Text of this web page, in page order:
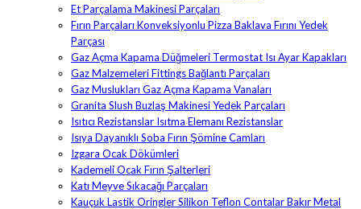
Et Parçalama Makinesi Parçaları
Fırın Parçaları Konveksiyonlu Pizza Baklava Fırını Yedek
Parçası
Gaz Açma Kapama Düğmeleri Termostat Isı Ayar Kapakları
Gaz Malzemeleri Fittings Bağlantı Parçaları
Gaz Muslukları Gaz Açma Kapama Vanaları
Granita Slush Buzlaş Makinesi Yedek Parçaları
Isıtıcı Rezistanslar Isıtma Elemanı Rezistanslar
Isıya Dayanıklı Soba Fırın Şömine Camları
Izgara Ocak Dökümleri
Kademeli Ocak Fırın Şalterleri
Katı Meyve Sıkacağı Parçaları
Kauçuk Lastik Oringler Silikon Teflon Contalar Bakır Metal